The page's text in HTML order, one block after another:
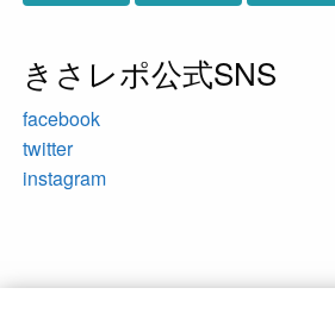
きさレポ公式SNS
facebook
twitter
instagram